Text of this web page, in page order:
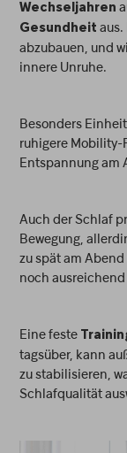
Wechseljahren
Gesundheit
abzubauen, und
innere Unruhe.
Besonders
ruhigere Mobility-
Entspannung am
Auch der Schlaf
Bewegung,
zu spät am
noch
Eine feste
tagsüber, kann
zu stabilisieren,
Schlafqualität